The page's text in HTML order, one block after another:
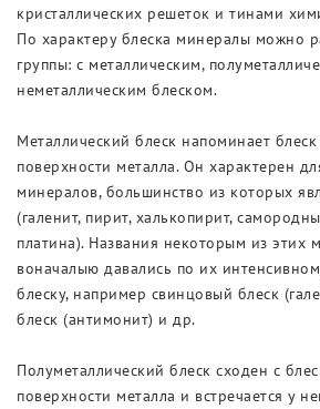
кристаллических решеток и тинами
По характеру блеска минералы можно
группы: с металлическим,
неметаллическим блеском.
Металлический блеск напоминает
поверхности металла. Он характерен
минералов, большинство из которых
(галенит, пирит, халькопирит,
платина). Названия некоторым из этих
воначалыю давались по их
блеску, например свинцовый блеск
блеск (антимонит) и др.
Полуметаллический блеск сходен с
поверхности металла и встречается у